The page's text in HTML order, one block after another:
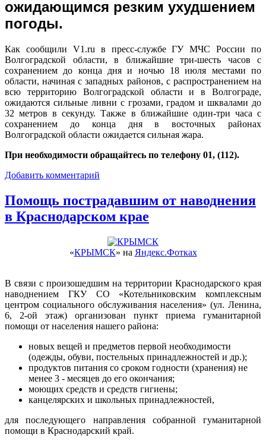
ожидающимся резким ухудшением
погоды.
Как сообщили V1.ru в пресс-службе ГУ МЧС России по
Волгоградской области, в ближайшие три-шесть часов с
сохранением до конца дня и ночью 18 июля местами по
области, начиная с западных районов, с распространением на
всю территорию Волгоградской области и в Волгограде,
ожидаются сильные ливни с грозами, градом и шквалами до
32 метров в секунду. Также в ближайшие один-три часа с
сохранением до конца дня в восточных районах
Волгоградской области ожидается сильная жара.
При необходимости обращайтесь по телефону 01, (112).
Добавить комментарий
Помощь пострадавшим от наводнения
в Краснодарском крае
«КРЫМСК» на Яндекс.Фотках
В связи с произошедшим на территории Краснодарского края
наводнением ГКУ СО «Котельниковским комплексным
центром социального обслуживания населения» (ул. Ленина,
6, 2-ой этаж) организован пункт приема гуманитарной
помощи от населения нашего района:
новых вещей и предметов первой необходимости
(одежды, обуви, постельных принадлежностей и др.);
продуктов питания со сроком годности (хранения) не
менее 3 - месяцев до его окончания;
моющих средств и средств гигиены;
канцелярских и школьных принадлежностей,
для последующего направления собранной гуманитарной
помощи в Краснодарский край.